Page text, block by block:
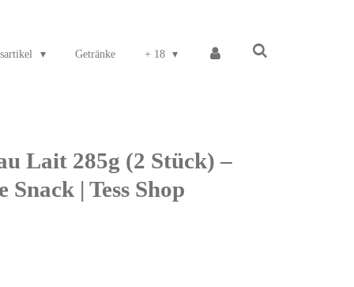
Getränke + 18
Lait 285g (2 Stück) –
| Tess Shop